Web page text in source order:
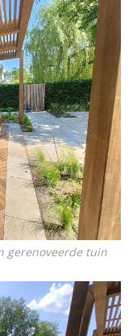
gerenoveerde tuin